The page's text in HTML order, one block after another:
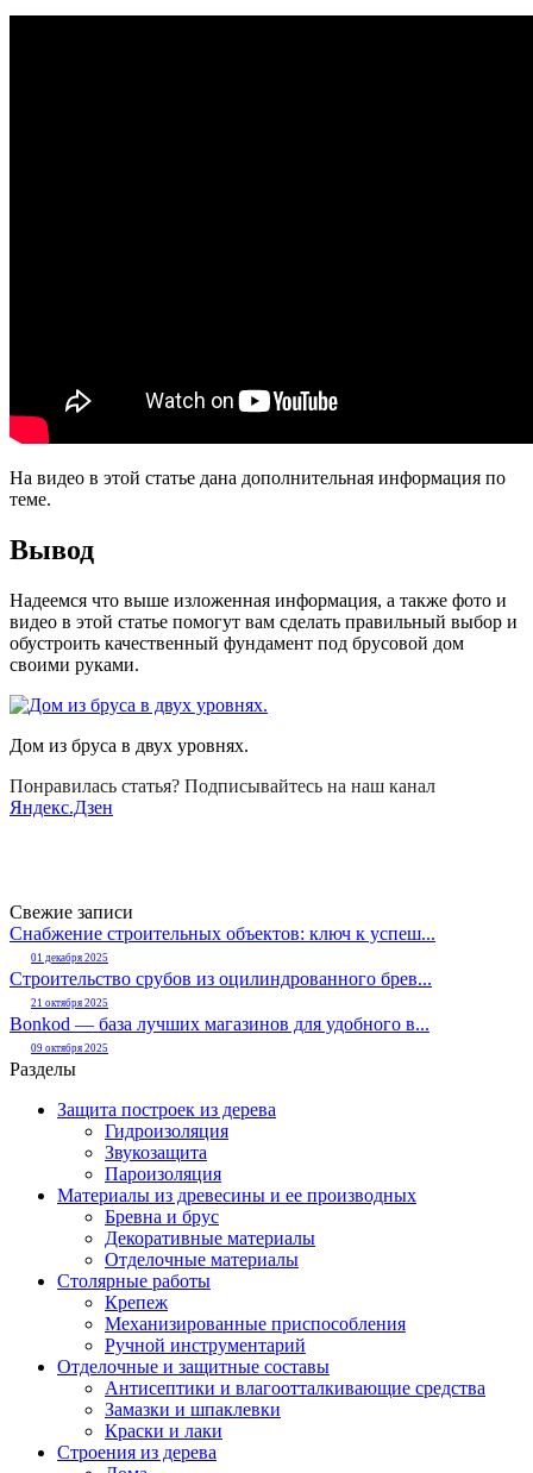
На видео в этой статье дана дополнительная информация по
теме.
Вывод
Надеемся что выше изложенная информация, а также фото и
видео в этой статье помогут вам сделать правильный выбор и
обустроить качественный фундамент под брусовой дом
своими руками.
Дом из бруса в двух уровнях.
Понравилась статья? Подписывайтесь на наш канал
Яндекс.Дзен
Свежие записи
Снабжение строительных объектов: ключ к успеш...
01 декабря 2025
Строительство срубов из оцилиндрованного брев...
21 октября 2025
Bonkod — база лучших магазинов для удобного в...
09 октября 2025
Разделы
Защита построек из дерева
Гидроизоляция
Звукозащита
Пароизоляция
Материалы из древесины и ее производных
Бревна и брус
Декоративные материалы
Отделочные материалы
Столярные работы
Крепеж
Механизированные приспособления
Ручной инструментарий
Отделочные и защитные составы
Антисептики и влагоотталкивающие средства
Замазки и шпаклевки
Краски и лаки
Строения из дерева